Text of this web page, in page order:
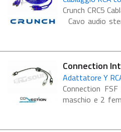
Crunch CRC5
Cavo audio
doppia
Connection
Adattatore Y
Connection
maschio e 2
Serie "FS"
La guaina di